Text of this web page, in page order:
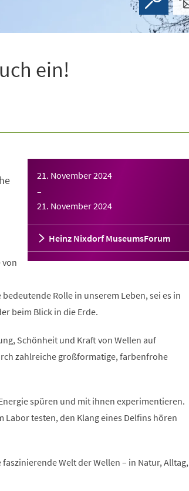
ein!
21. November 2024
–
21. November 2024
Heinz Nixdorf MuseumsForum
Rolle in unserem Leben, sei es in
beim Blick in die Erde.
Schönheit und Kraft von Wellen auf
zahlreiche großformatige, farbenfrohe
spüren und mit ihnen experimentieren.
testen, den Klang eines Delfins hören
Welt der Wellen – in Natur, Alltag,